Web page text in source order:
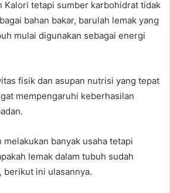
Kalori tetapi sumber karbohidrat tidak
bahan bakar, barulah lemak yang
mulai digunakan sebagai energi
fisik dan asupan nutrisi yang tepat
mempengaruhi keberhasilan
melakukan banyak usaha tetapi
lemak dalam tubuh sudah
berikut ini ulasannya.